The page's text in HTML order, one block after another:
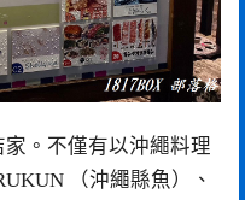
。不僅有以沖繩料理
（沖繩縣魚）、